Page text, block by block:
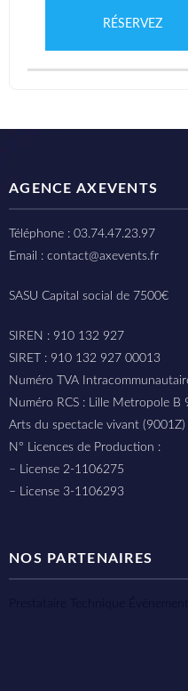
RÉSERVEZ
AGENCE AXEVENTS
Téléphone : 03.74.47.23.97
Email : contact@axevents.fr
SASU Capital social de 7500€
SIREN : 910 132 927
SIRET : 910 132 927 00013
Numéro TVA
Numéro RCS : Lille Metropole B
Arts du spectacle vivant (9001Z)
N° Licences de Production :
– License 2-1106275
– License 3-1106293
NOS PARTENAIRES